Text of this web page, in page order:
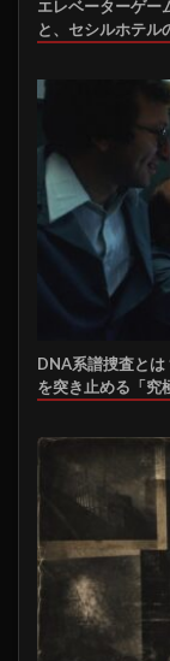
エレベーターゲー
と、セシルホテル
DNA系譜捜査と
を突き止める「究